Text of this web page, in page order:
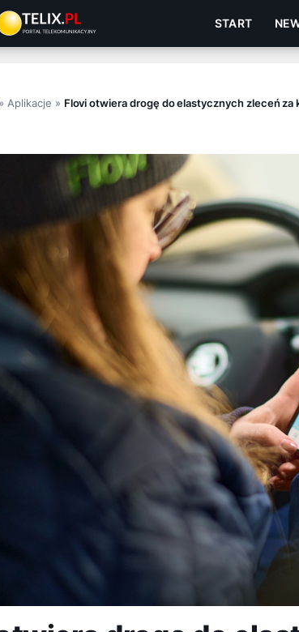
START
» Aplikacje » Flovi otwiera drogę do elastycznych zleceń za